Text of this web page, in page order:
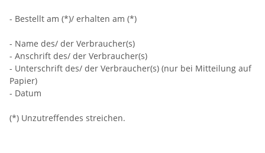
- Bestellt am (*)/ erhalten am (*)
- Name des/ der Verbraucher(s)
- Anschrift des/ der Verbraucher(s)
- Unterschrift des/ der Verbraucher(s) (nur bei Mitteilung auf
Papier)
- Datum
(*) Unzutreffendes streichen.